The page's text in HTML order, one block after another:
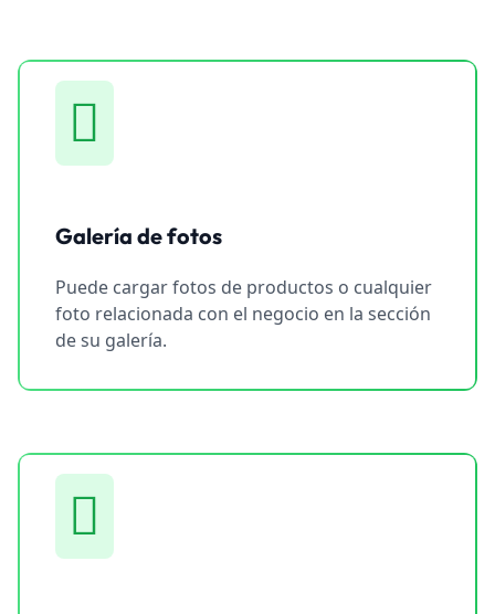
Galería de fotos
Puede cargar fotos de productos o cualquier
foto relacionada con el negocio en la sección
de su galería.